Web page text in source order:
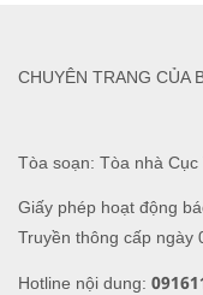
Tòa soạn: Tòa nhà
Giấy phép hoạt động
Truyền thông cấp ngày
Hotline nội dung:
CHUYÊN TRANG CỦA